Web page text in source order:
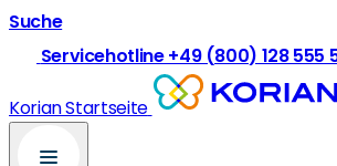
Suche
Servicehotline +49 (800) 128 555
Korian Startseite